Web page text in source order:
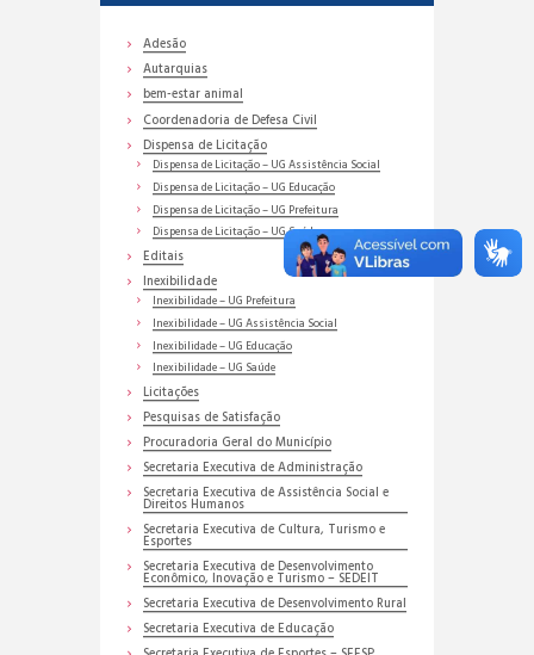
Adesão
Autarquias
bem-estar animal
Coordenadoria de Defesa Civil
Dispensa de Licitação
Dispensa de Licitação – UG Assistência Social
Dispensa de Licitação – UG Educação
Dispensa de Licitação – UG Prefeitura
Dispensa de Licitação – UG Saúde
Editais
Inexibilidade
Inexibilidade – UG Prefeitura
Inexibilidade – UG Assistência Social
Inexibilidade – UG Educação
Inexibilidade – UG Saúde
Licitações
Pesquisas de Satisfação
Procuradoria Geral do Município
Secretaria Executiva de Administração
Secretaria Executiva de Assistência Social e
Direitos Humanos
Secretaria Executiva de Cultura, Turismo e
Esportes
Secretaria Executiva de Desenvolvimento
Econômico, Inovação e Turismo – SEDEIT
Secretaria Executiva de Desenvolvimento Rural
Secretaria Executiva de Educação